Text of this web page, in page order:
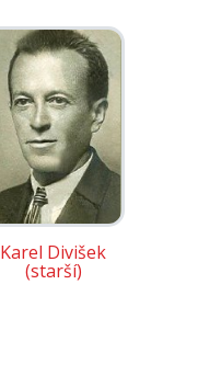
Karel Divišek
(starší)